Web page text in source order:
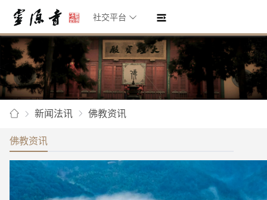
社交平台
新闻法讯 佛教资讯
佛教资讯